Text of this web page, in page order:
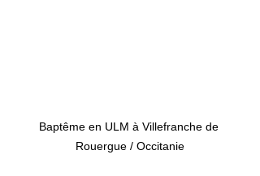
Baptême en ULM à Villefranche de
Rouergue / Occitanie